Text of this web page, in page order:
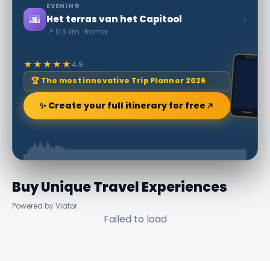
🌆
EVENING
Het terras van het Capitool
📍 0.3 km · Roma
›
★★★★★4.9
🏆 The most innovative Trip Planner 2026
✨ Create your full itinerary for free
Buy Unique Travel Experiences
Powered by Viator
Failed to load